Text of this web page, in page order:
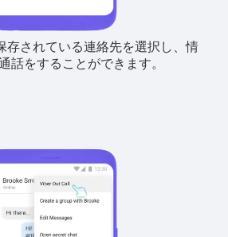
存されている連絡先を選択し、情
話をすることができます。